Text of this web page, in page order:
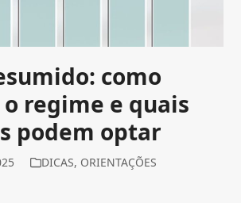
como
regime e quais
podem optar
DICAS, ORIENTAÇÕES